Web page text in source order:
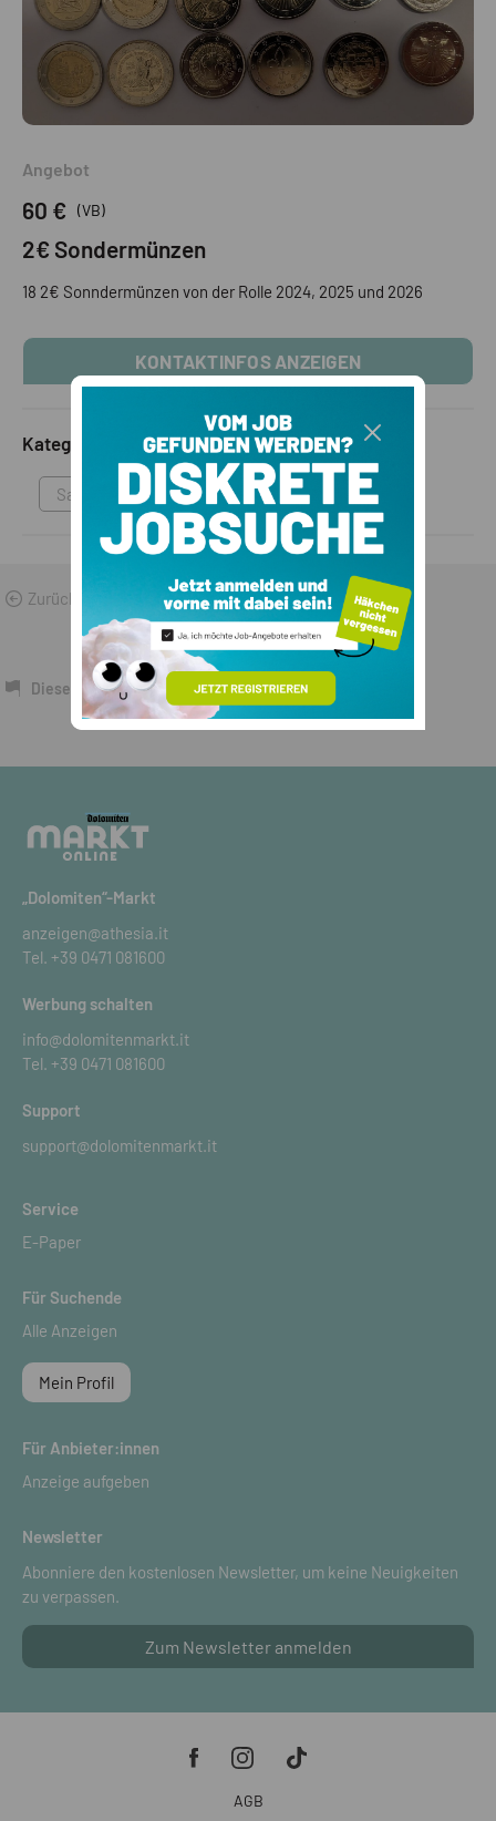
Angebot
60 € (VB)
2€ Sondermünzen
18 2€ Sonndermünzen von der Rolle 2024, 2025 und 2026
KONTAKTINFOS ANZEIGEN
Kategorie
Sammlungen & Antikes
Zurück zu den Suchergebnissen
Dieses Inserat melden
„Dolomiten“-Markt
anzeigen@athesia.it
Tel. +39 0471 081600
Werbung schalten
info@dolomitenmarkt.it
Tel. +39 0471 081600
Support
support@dolomitenmarkt.it
Service
E-Paper
Für Suchende
Alle Anzeigen
Mein Profil
Für Anbieter:innen
Anzeige aufgeben
Newsletter
Abonniere den kostenlosen Newsletter, um keine Neuigkeiten
zu verpassen.
Zum Newsletter anmelden
AGB